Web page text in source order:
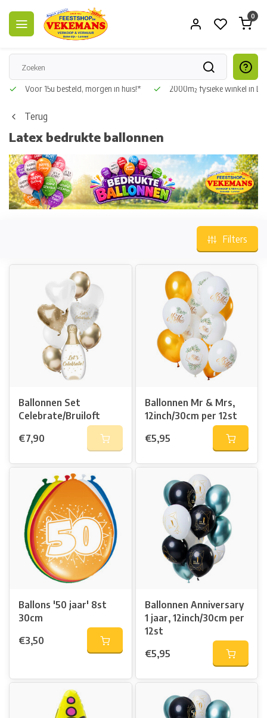
0
Veilig betalen, Easy retour Voor 15u besteld, morgen in huis!*
Terug
Latex bedrukte ballonnen
Filters
Ballonnen Set
Celebrate/Bruiloft
€7,90
Ballonnen Mr & Mrs,
12inch/30cm per 12st
€5,95
Ballons '50 jaar' 8st
30cm
€3,50
Ballonnen Anniversary
1 jaar, 12inch/30cm per
12st
€5,95